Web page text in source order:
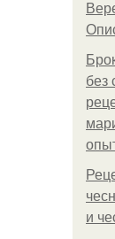
без
и